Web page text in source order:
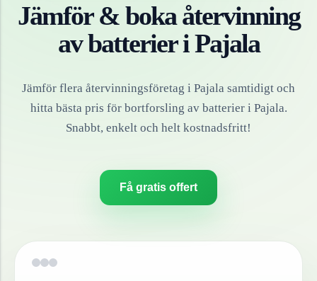
Jämför & boka återvinning
avbatterieriPajala
Jämför flera återvinningsföretag i Pajala samtidigt och
hitta bästa pris för bortforsling av batterieri Pajala.
Snabbt, enkelt och helt kostnadsfritt!
Få gratis offert